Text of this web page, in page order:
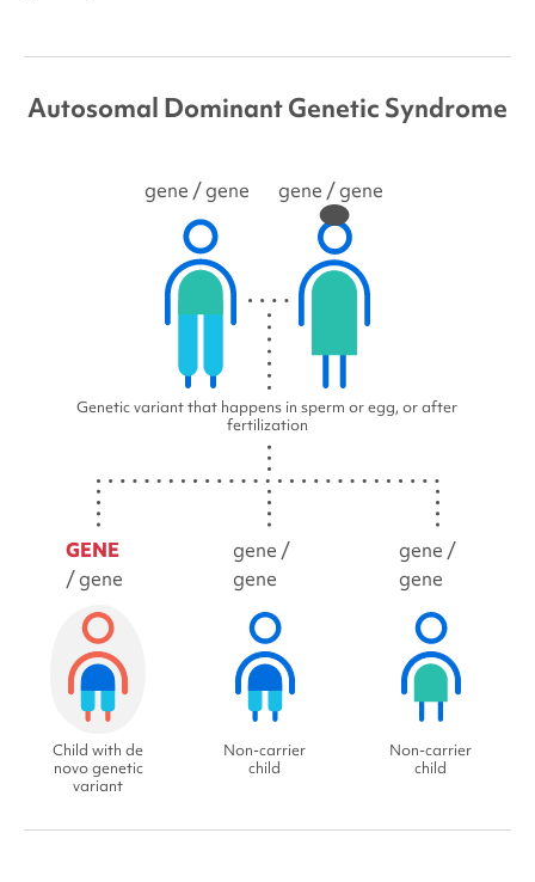
Autosomal Dominant Genetic Syndrome
gene / gene gene / gene
Genetic variant that happens in sperm or egg, or after
fertilization
GENE
/ gene
Child with de
novo genetic
variant
gene /
gene
Non-carrier
child
gene /
gene
Non-carrier
child